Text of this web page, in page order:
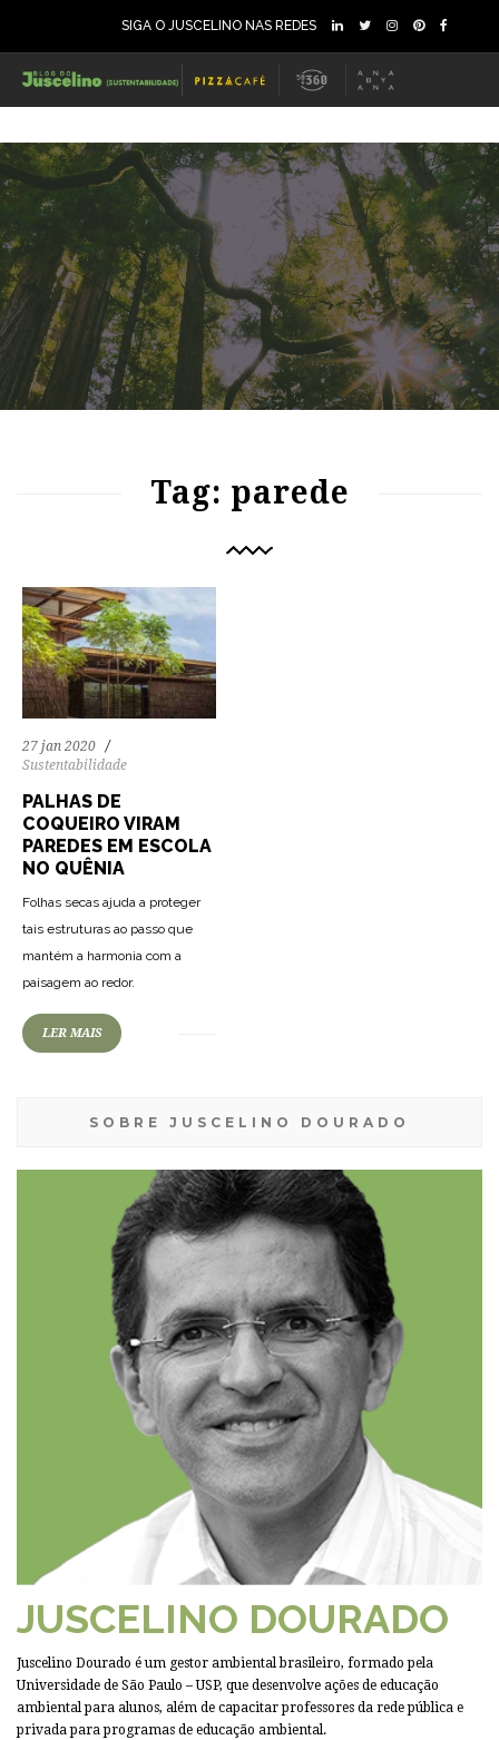
SIGA O JUSCELINO NAS REDES
Tag: parede
27 jan 2020
Sustentabilidade
PALHAS DE
COQUEIRO VIRAM
PAREDES EM ESCOLA
NO QUÊNIA
Folhas secas ajuda a proteger
tais estruturas ao passo que
mantém a harmonia com a
paisagem ao redor.
LER MAIS
SOBRE JUSCELINO DOURADO
JUSCELINO DOURADO
Juscelino Dourado é um gestor ambiental brasileiro, formado pela
Universidade de São Paulo – USP, que desenvolve ações de educação
ambiental para alunos, além de capacitar professores da rede pública e
privada para programas de educação ambiental.